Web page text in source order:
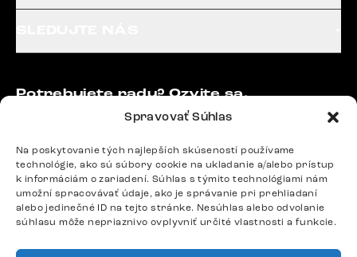
Spravovať Súhlas
Na poskytovanie tých najlepších skúseností používame
technológie, ako sú súbory cookie na ukladanie a/alebo prístup
k informáciám o zariadení. Súhlas s týmito technológiami nám
umožní spracovávať údaje, ako je správanie pri prehliadaní
alebo jedinečné ID na tejto stránke. Nesúhlas alebo odvolanie
súhlasu môže nepriaznivo ovplyvniť určité vlastnosti a funkcie.
Potrebujete radu? Ozvite sa.
podpora@delife-shop.sk
Odpovedáme do 24 hodín.
Google recenzie
4,8